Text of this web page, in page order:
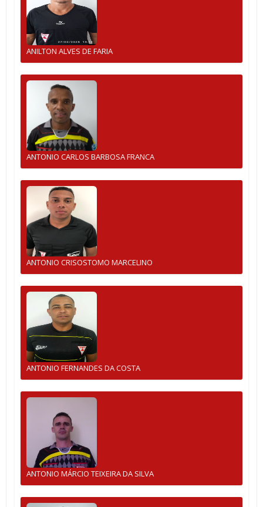
ANILTON ALVES DE FARIA
ANTONIO CARLOS BARBOSA FRANCA
ANTONIO CRISOSTOMO MARCELINO
ANTONIO FERNANDES DA COSTA
ANTONIO MÁRCIO TEIXEIRA DA SILVA